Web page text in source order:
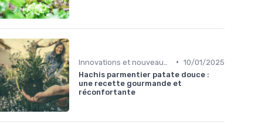
• 10/01/2025
Hachis parmentier patate douce :
une recette gourmande et
réconfortante